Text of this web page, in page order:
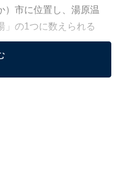
）市に位置し、湯原温
」の1つに数えられる
いことから、古くより